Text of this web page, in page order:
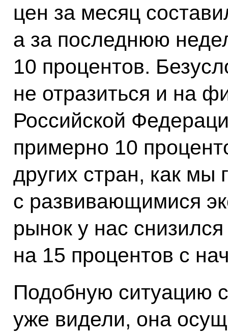
цен за месяц
а за последнюю
10 процентов.
не отразиться и на
Российской
примерно 10
других стран, как мы
с развивающимися
рынок у нас
на 15 процентов с
Подобную ситуацию
уже видели, она